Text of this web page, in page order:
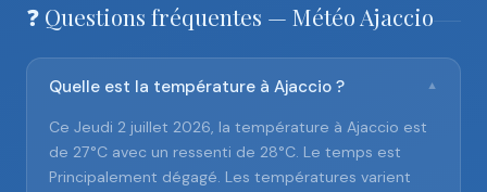
❓ Questions fréquentes — Météo Ajaccio
Quelle est la température à Ajaccio ? ▼
Ce Jeudi 2 juillet 2026, la température à Ajaccio est
de 27°C avec un ressenti de 28°C. Le temps est
Principalement dégagé. Les températures varient